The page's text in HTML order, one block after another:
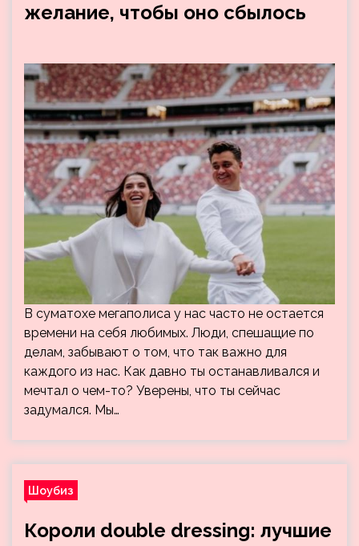
желание, чтобы оно сбылось
В суматохе мегаполиса у нас часто не остается
времени на себя любимых. Люди, спешащие по
делам, забывают о том, что так важно для
каждого из нас. Как давно ты останавливался и
мечтал о чем-то? Уверены, что ты сейчас
задумался. Мы…
Шоубиз
Короли double dressing: лучшие